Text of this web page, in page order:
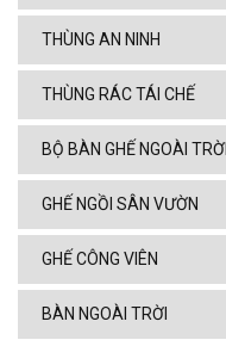
THÙNG AN NINH
THÙNG RÁC TÁI CHẾ
BỘ BÀN GHẾ NGOÀI TRỜI
GHẾ NGỒI SÂN VƯỜN
GHẾ CÔNG VIÊN
BÀN NGOÀI TRỜI